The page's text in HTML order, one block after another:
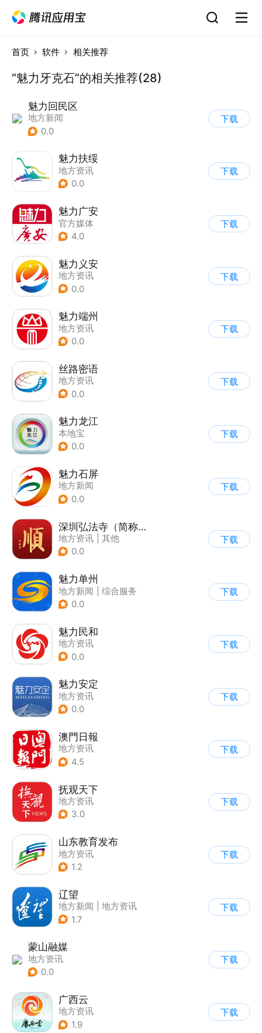
首页 软件 相关推荐
“魅力牙克石”的相关推荐(28)
魅力回民区
地方新闻
0.0
下载
魅力扶绥
地方资讯
0.0
下载
魅力广安
官方媒体
4.0
下载
魅力义安
地方资讯
0.0
下载
魅力端州
地方资讯
0.0
下载
丝路密语
地方资讯
0.0
下载
魅力龙江
本地宝
0.0
下载
魅力石屏
地方新闻
0.0
下载
深圳弘法寺（简称：福顺弘法）
地方资讯
其他
0.0
下载
魅力单州
地方新闻
综合服务
0.0
下载
魅力民和
地方资讯
0.0
下载
魅力安定
地方资讯
0.0
下载
澳門日報
地方资讯
4.5
下载
抚观天下
地方资讯
3.0
下载
山东教育发布
地方资讯
1.2
下载
辽望
地方新闻
地方资讯
1.7
下载
蒙山融媒
地方资讯
0.0
下载
广西云
地方资讯
1.9
下载